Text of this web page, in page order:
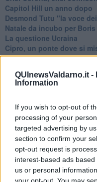
QUInewsValdarno.it -
Information
If you wish to opt-out of
processing of your
targeted advertising by
section to confirm your
opt-out request is
interest-based ads
us or personal
your opt-out. You may
Capitol Hill un anno dopo
Desmond Tutu "la voce
Natale da incubo per
La questione Ucraina
Cipro, un ponte dove si
Una vigilia di Natale per
Erdogan continua a
Libano, collasso
L'AUKUS e il Quad
Biden, primo presidente
Papa Bergoglio vedrà
Bennet, un giorno in
Il ritorno dei talebani
​La lenta agonia del Libano
Sudafrica, è allarme
Usa di nuovo al centro